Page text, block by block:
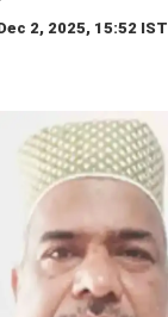
2, 2025, 15:52 IST